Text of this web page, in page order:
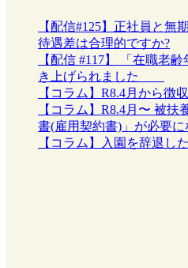
【配信#125】正社員と無
待遇差は合理的ですか?
【配信 #117】 「在職老
き上げられました
【コラム】R8.4月から徴
【コラム】R8.4月〜 被
書(雇用契約書)」が必要に
【コラム】入園を辞退し